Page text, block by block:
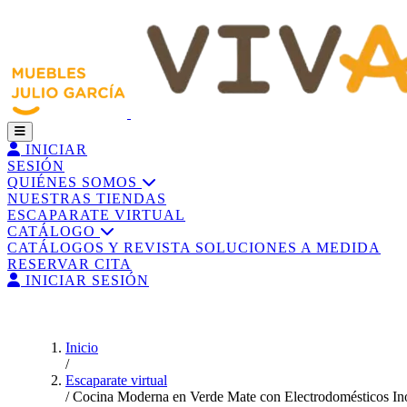
INICIAR
SESIÓN
QUIÉNES SOMOS
NUESTRAS TIENDAS
ESCAPARATE VIRTUAL
CATÁLOGO
CATÁLOGOS Y REVISTA SOLUCIONES A MEDIDA
RESERVAR CITA
INICIAR SESIÓN
Inicio
/
Escaparate virtual
/ Cocina Moderna en Verde Mate con Electrodomésticos